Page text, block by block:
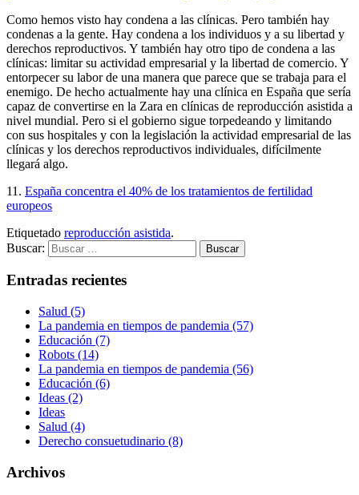
Como hemos visto hay condena a las clínicas. Pero también hay
condenas a la gente. Hay condena a los individuos y a su libertad y
derechos reproductivos. Y también hay otro tipo de condena a las
clínicas: limitar su actividad empresarial y la libertad de comercio. Y
entorpecer su labor de una manera que parece que se trabaja para el
enemigo. De hecho actualmente hay una clínica en España que sería
capaz de convertirse en la Zara en clínicas de reproducción asistida a
nivel mundial. Pero si el gobierno sigue torpedeando y limitando
con sus hospitales y con la legislación la actividad empresarial de las
clínicas y los derechos reproductivos individuales, difícilmente
llegará algo.
11. España concentra el 40% de los tratamientos de fertilidad
europeos
Etiquetado reproducción asistida.
Buscar:
Entradas recientes
Salud (5)
La pandemia en tiempos de pandemia (57)
Educación (7)
Robots (14)
La pandemia en tiempos de pandemia (56)
Educación (6)
Ideas (2)
Ideas
Salud (4)
Derecho consuetudinario (8)
Archivos